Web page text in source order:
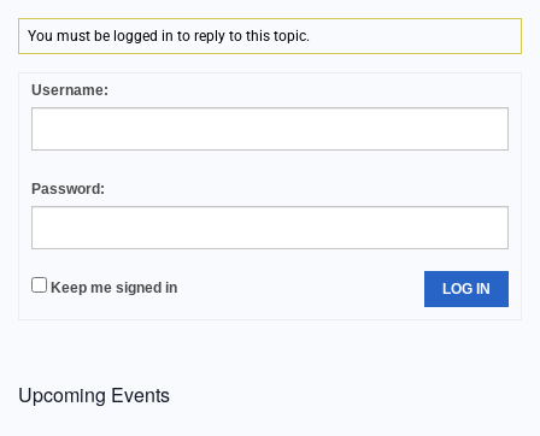
You must be logged in to reply to this topic.
Username:
Password:
Keep me signed in LOG IN
Upcoming Events